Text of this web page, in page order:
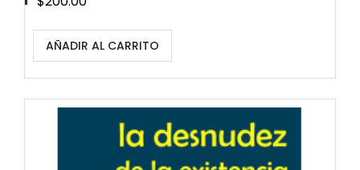
AÑADIR AL CARRITO